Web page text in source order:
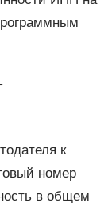
к
номер
в общем